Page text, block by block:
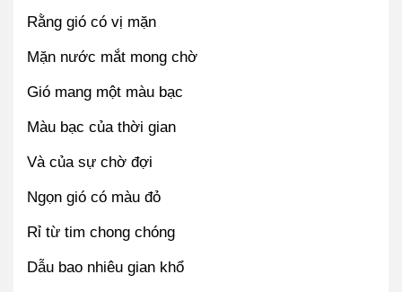
Rằng gió có vị mặn
Mặn nước mắt mong chờ
Gió mang một màu bạc
Màu bạc của thời gian
Và của sự chờ đợi
Ngọn gió có màu đỏ
Rỉ từ tim chong chóng
Dẫu bao nhiêu gian khổ